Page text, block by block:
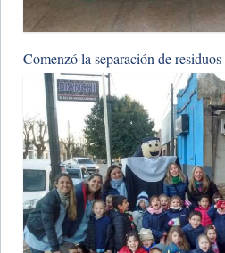
Comenzó la separación de